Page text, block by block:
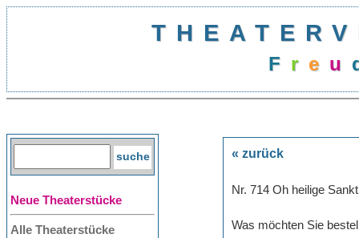
Freu
Neue Theaterstücke
Alle Theaterstücke
« zurück
Nr. 714 Oh heilige
Was möchten Sie